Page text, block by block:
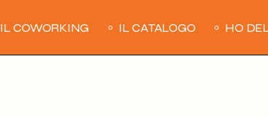
IL COWORKING IL CATALOGO HO